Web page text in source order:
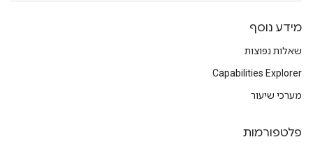
מידע נוסף
שאלות נפוצות
Capabilities Explorer
מערכי שיעור
פלטפורמות